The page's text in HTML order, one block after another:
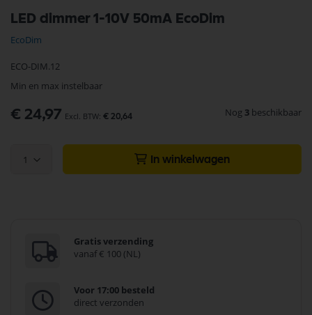
LED dimmer 1-10V 50mA EcoDim
EcoDim
ECO-DIM.12
Min en max instelbaar
€ 24,97 € 20,64 Nog 3 beschikbaar
1 In winkelwagen
Gratis verzending
vanaf € 100 (NL)
Voor 17:00 besteld
direct verzonden
naar
het
begin
de
afbeeldingen-